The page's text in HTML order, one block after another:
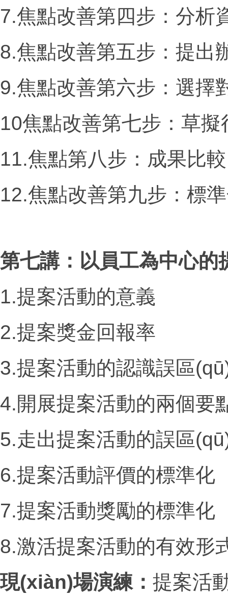
7.焦點改善第四步：分析
8.焦點改善第五步：提出
9.焦點改善第六步：選擇
10焦點改善第七步：草擬
11.焦點第八步：成果比較
12.焦點改善第九步：標
第七講：以員工為中心的
1.提案活動的意義
2.提案獎金回報率
3.提案活動的認識誤區
4.開展提案活動的兩個要
5.走出提案活動的誤區
6.提案活動評價的標準化
7.提案活動獎勵的標準化
8.激活提案活動的有效形
現(xiàn)場演練： 提案活